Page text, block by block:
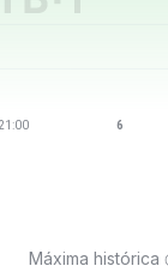
Máxima histórica